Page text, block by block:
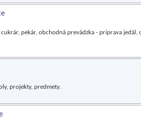
pekár, obchodná prevádzka - príprava jedál,
projekty, predmety.